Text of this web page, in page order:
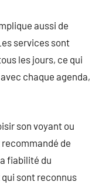
aussi de
services sont
les jours, ce qui
chaque agenda,
son voyant ou
de
fiabilité du
sont reconnus